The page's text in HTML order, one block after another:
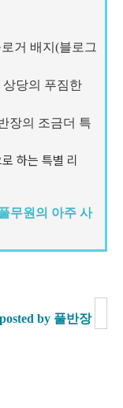
거 배지(블로그
당의 푸짐한
장의 조금더 특
하는 특별 리
무원의 아주 사
posted by 풀반장